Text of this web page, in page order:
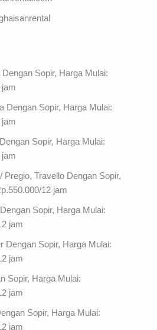
Sopir, Harga Mulai:
jam
Dengan Sopir, Harga Mulai:
jam
Sopir, Harga Mulai:
jam
Pregio, Travello Dengan Sopir,
12 jam
Sopir, Harga Mulai:
jam
Dengan Sopir, Harga Mulai:
jam
Sopir, Harga Mulai:
jam
Sopir, Harga Mulai:
jam